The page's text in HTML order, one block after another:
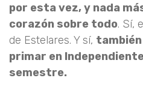
por esta vez, y nada
corazón sobre todo. Sí,
de Estelares. Y sí, también
primar en
semestre.